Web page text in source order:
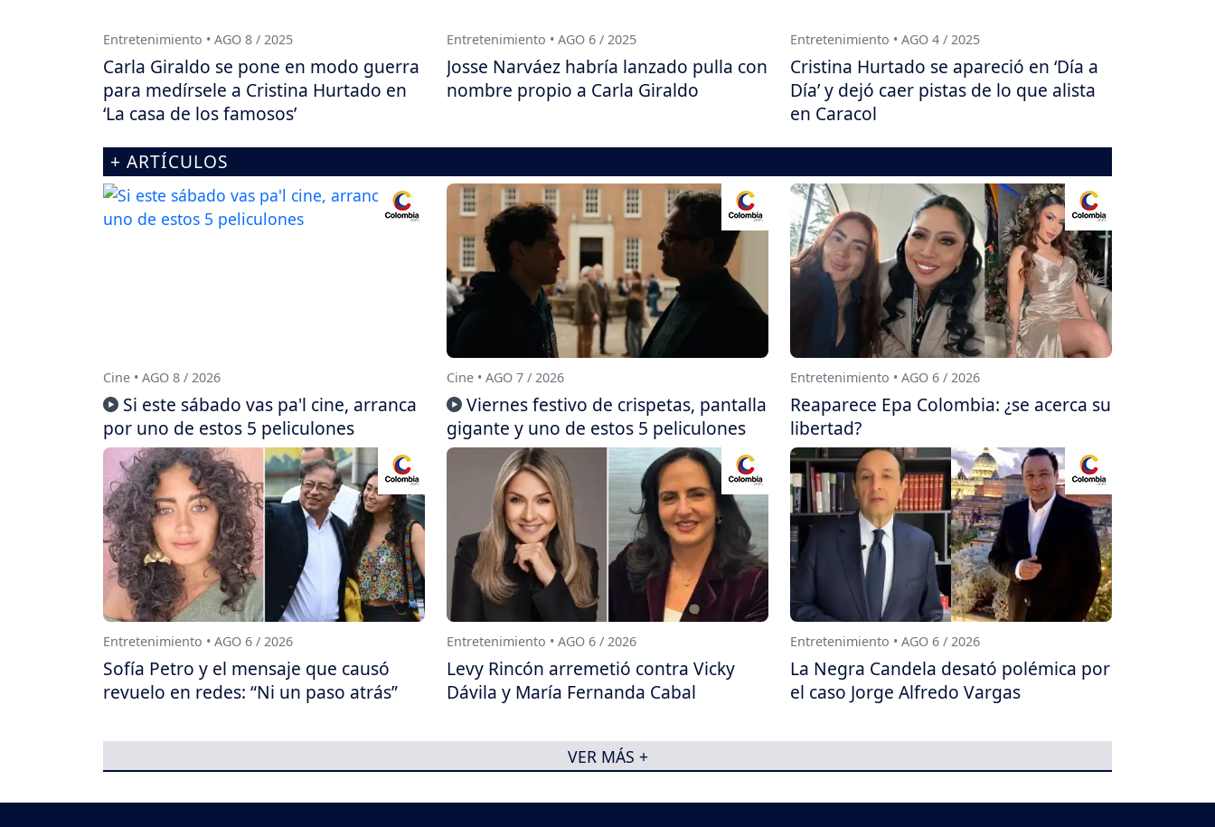
Entretenimiento • AGO 8 / 2025
Carla Giraldo se pone en modo guerra
para medírsele a Cristina Hurtado en
‘La casa de los famosos’
Entretenimiento • AGO 6 / 2025
Josse Narváez habría lanzado pulla con
nombre propio a Carla Giraldo
Entretenimiento • AGO 4 / 2025
Cristina Hurtado se apareció en ‘Día a
Día’ y dejó caer pistas de lo que alista
en Caracol
+ ARTÍCULOS
Cine • AGO 8 / 2026
Si este sábado vas pa'l cine, arranca
por uno de estos 5 peliculones
Cine • AGO 7 / 2026
Viernes festivo de crispetas, pantalla
gigante y uno de estos 5 peliculones
Entretenimiento • AGO 6 / 2026
Reaparece Epa Colombia: ¿se acerca su
libertad?
Entretenimiento • AGO 6 / 2026
Sofía Petro y el mensaje que causó
revuelo en redes: “Ni un paso atrás”
Entretenimiento • AGO 6 / 2026
Levy Rincón arremetió contra Vicky
Dávila y María Fernanda Cabal
Entretenimiento • AGO 6 / 2026
La Negra Candela desató polémica por
el caso Jorge Alfredo Vargas
VER MÁS +